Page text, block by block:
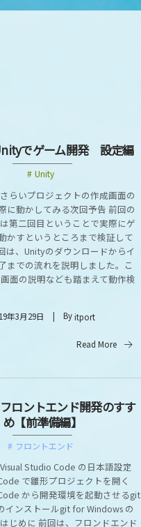
でゲーム開発 設定編
Unity
らいプロジェクトの作成画面の
に動かしてみる次回予告 前回の
第二回目ということで実際にゲ
かすというところまで検証して
は、Unityのダウンロードからイ
までの流れを説明しました。こ
面の説明なども踏まえて動作検
年3月29日 Byitport
Read More
フロントエンド開発のすす
め【前準備編】
フロントエンド
Studio Code の日本語設定
で雛形プロジェクトを開く
から開発環境を起動させるgit
インストールgit for Windows の
じめに 前回は、フロンドエンド